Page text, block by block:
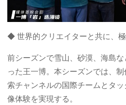
◆ 世界的クリエイターと共に、
前シーズンで雪山、砂漠、海島
った王一博。本シーズンでは、
索チャンネルの国際チームとタ
像体験を実現する。